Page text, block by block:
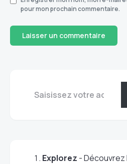
pour mon prochain commentaire.
Explorez -